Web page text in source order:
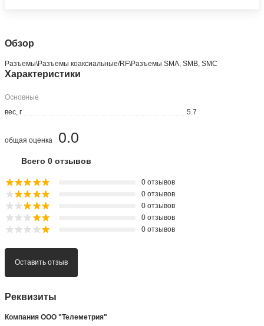
Обзор
Разъeмы\Разъeмы коаксиальные/RF\Разъeмы SMA, SMB, SMC
Характеристики
Основные
вес, г
5.7
0.0
общая оценка
Всего 0 отзывов
0 отзывов
0 отзывов
0 отзывов
0 отзывов
0 отзывов
Оставить отзыв
Реквизиты
Компания ООО "Телеметрия"